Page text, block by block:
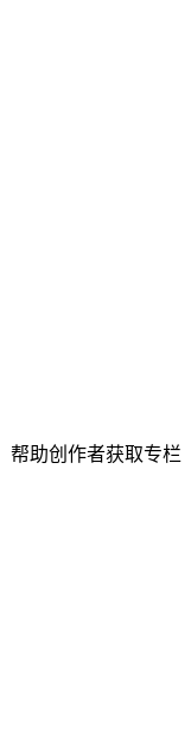
帮助创作者获取专栏